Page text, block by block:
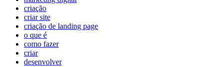
criação
criar site
criação de landing page
o que é
como fazer
criar
desenvolver